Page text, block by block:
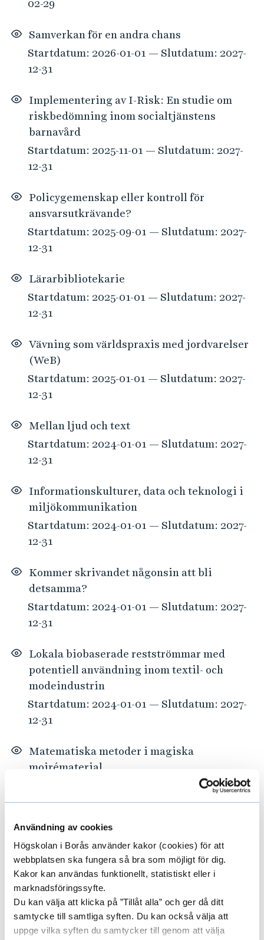
Användning av cookies
Högskolan i Borås använder kakor (cookies) för att
webbplatsen ska fungera så bra som möjligt för dig.
Kakor kan användas funktionellt, statistiskt eller i
marknadsföringssyfte.
Du kan välja att klicka på ”Tillåt alla” och ger då ditt
samtycke till samtliga syften. Du kan också välja att
uppge vilka syften du samtycker till genom att välja
02-29
Samverkan för en andra chans
Startdatum: 2026-01-01 — Slutdatum: 2027-
12-31
Implementering av I-Risk: En studie om
riskbedömning inom socialtjänstens
barnavård
Startdatum: 2025-11-01 — Slutdatum: 2027-
12-31
Policygemenskap eller kontroll för
ansvarsutkrävande?
Startdatum: 2025-09-01 — Slutdatum: 2027-
12-31
Lärarbibliotekarie
Startdatum: 2025-01-01 — Slutdatum: 2027-
12-31
Vävning som världspraxis med jordvarelser
(WeB)
Startdatum: 2025-01-01 — Slutdatum: 2027-
12-31
Mellan ljud och text
Startdatum: 2024-01-01 — Slutdatum: 2027-
12-31
Informationskulturer, data och teknologi i
miljökommunikation
Startdatum: 2024-01-01 — Slutdatum: 2027-
12-31
Kommer skrivandet någonsin att bli
detsamma?
Startdatum: 2024-01-01 — Slutdatum: 2027-
12-31
Lokala biobaserade restströmmar med
potentiell användning inom textil- och
modeindustrin
Startdatum: 2024-01-01 — Slutdatum: 2027-
12-31
Matematiska metoder i magiska
moirématerial
Startdatum: 2024-01-01 — Slutdatum: 2027-
12-31
PINPOINT – Patientens första kontakt
Startdatum: 2023-01-01 — Slutdatum: 2027-
12-31
Pro-Child – Professionals support in Child
and Adolescent Health and Well-being
Startdatum: 2019-01-01 — Slutdatum: 2027-